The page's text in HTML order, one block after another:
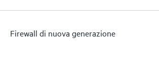
Firewall di nuova generazione